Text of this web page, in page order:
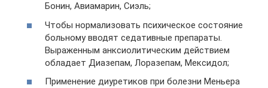
Бонин, Авиамарин, Сиэль;
Чтобы нормализовать психическое состояние
больному вводят седативные препараты.
Выраженным анксиолитическим действием
обладает Диазепам, Лоразепам, Мексидол;
Применение диуретиков при болезни Меньера